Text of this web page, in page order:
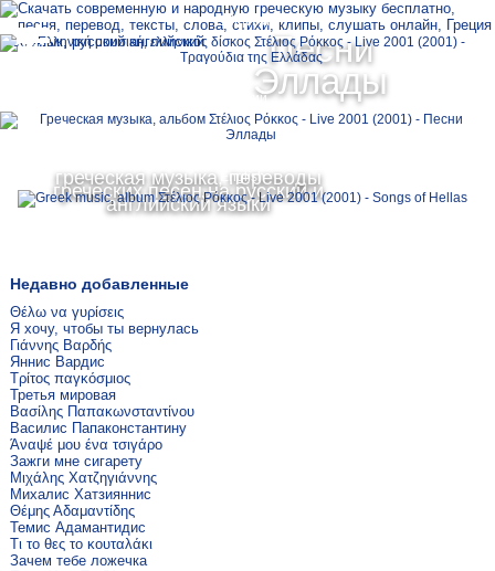
Песни
Эллады
греческая музыка, переводы
греческих песен на русский и
английский языки
Ελληνικά
Русский
English
MENU
Недавно добавленные
Θέλω να γυρίσεις
Я хочу, чтобы ты вернулась
Γιάννης Βαρδής
Яннис Вардис
Τρίτος παγκόσμιος
Третья мировая
Βασίλης Παπακωνσταντίνου
Василис Папаконстантину
Άναψέ μου ένα τσιγάρο
Зажги мне сигарету
Μιχάλης Χατζηγιάννης
Михалис Хатзияннис
Θέμης Αδαμαντίδης
Темис Адамантидис
Τι το θες το κουταλάκι
Зачем тебе ложечка